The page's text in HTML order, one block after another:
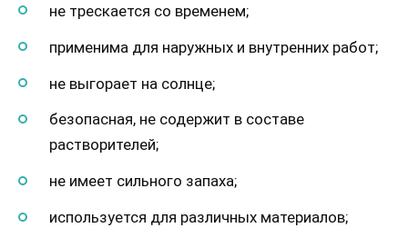
не трескается со временем;
применима для наружных и внутренних работ;
не выгорает на солнце;
безопасная, не содержит в составе
растворителей;
не имеет сильного запаха;
используется для различных материалов;